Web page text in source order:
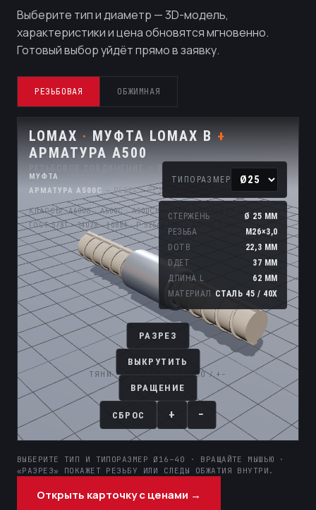
Выберите тип и диаметр — 3D-модель,
характеристики и цена обновятся мгновенно.
Готовый выбор уйдёт прямо в заявку.
РЕЗЬБОВАЯ ОБЖИМНАЯ
ВЫБЕРИТЕ ТИП И ТИПОРАЗМЕР Ø16–40 · ВРАЩАЙТЕ МЫШЬЮ ·
«РАЗРЕЗ» ПОКАЖЕТ РЕЗЬБУ ИЛИ СЛЕДЫ ОБЖАТИЯ ВНУТРИ.
Открыть карточку с ценами →